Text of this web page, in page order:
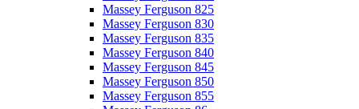
Massey Ferguson 825
Massey Ferguson 830
Massey Ferguson 835
Massey Ferguson 840
Massey Ferguson 845
Massey Ferguson 850
Massey Ferguson 855